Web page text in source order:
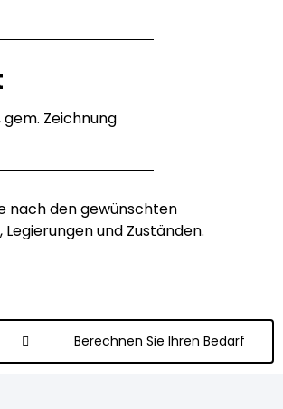
gem. Zeichnung
nach den gewünschten
und Zuständen.
Berechnen Sie Ihren Bedarf